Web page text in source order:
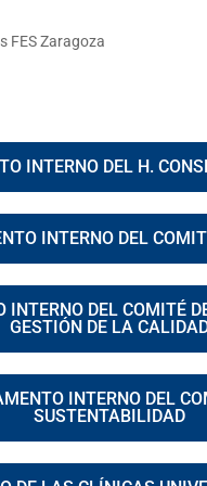
FES Zaragoza
INTERNO DEL H.
INTERNO DEL
INTERNO DEL COMITÉ
GESTIÓN DE LA
INTERNO DEL
SUSTENTABILIDAD